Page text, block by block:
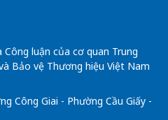
luận của cơ quan Trung
Bảo vệ Thương hiệu Việt Nam
Công Giai - Phường Cầu Giấy -